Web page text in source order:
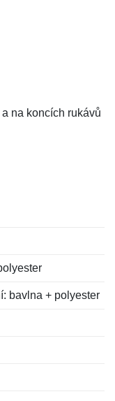
na koncích rukávů
bavlna + polyester